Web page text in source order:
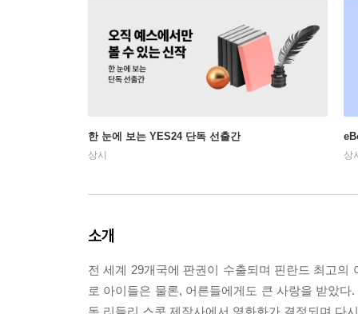
한 눈에 보는 YES24 단독 선출간
상시 상
소개
전 세계 29개국에 판권이 수출되며 핀란드 최고
로 아이들은 물론, 어른들에게도 큰 사랑을 받았